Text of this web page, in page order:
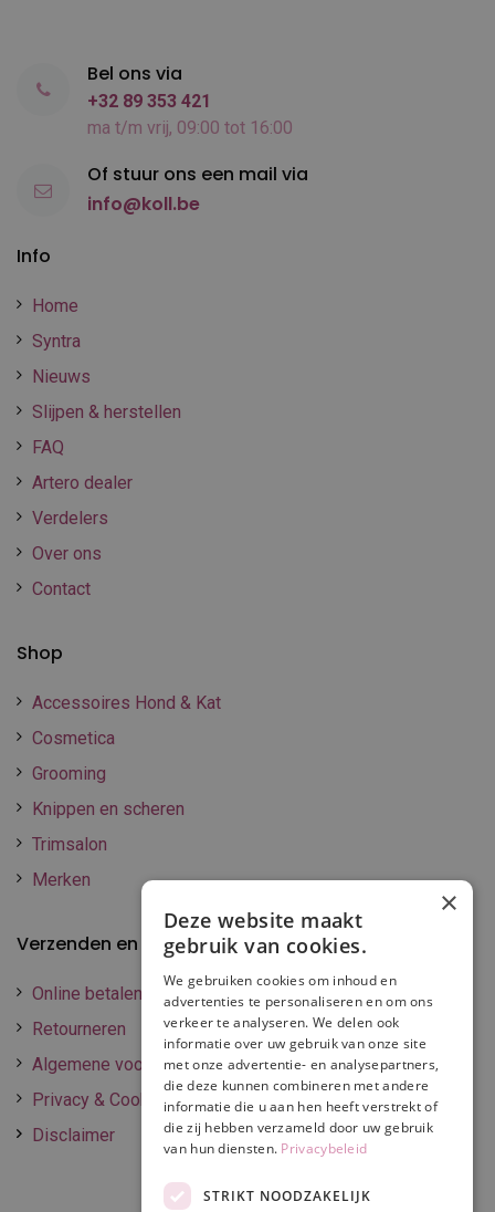
Info
Home
Syntra
Nieuws
Slijpen & herstellen
FAQ
Artero dealer
Verdelers
Over ons
Contact
Shop
Accessoires Hond & Kat
Cosmetica
Grooming
Knippen en scheren
Trimsalon
Merken
Verzenden en betalen
Online betalen
Retourneren
Algemene voorwaarden
Privacy & Cookie policy
Disclaimer
Bel ons via
+32 89 353 421
ma t/m vrij, 09:00 tot 16:00
Of stuur ons een mail via
info@koll.be
×
Deze website maakt
gebruik van cookies.
We gebruiken cookies om inhoud en
advertenties te personaliseren en om ons
verkeer te analyseren. We delen ook
informatie over uw gebruik van onze site
met onze advertentie- en analysepartners,
die deze kunnen combineren met andere
informatie die u aan hen heeft verstrekt of
die zij hebben verzameld door uw gebruik
van hun diensten. Privacybeleid
STRIKT NOODZAKELIJK